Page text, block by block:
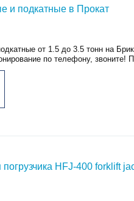
и подкатные в Прокат
от 1.5 до 3.5 тонн на
по телефону, звоните!
HFJ-400 forklift